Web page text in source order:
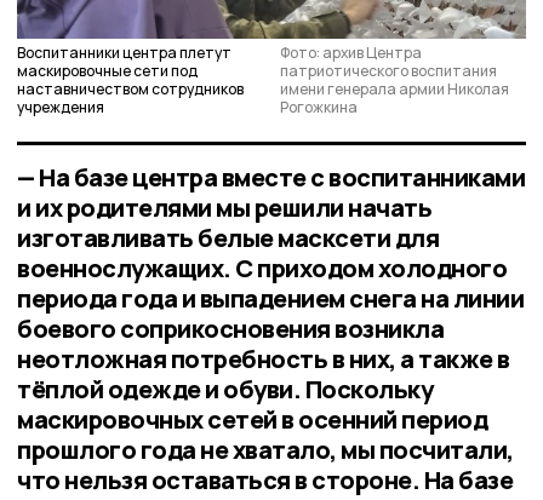
Воспитанники центра плетут
маскировочные сети под
наставничеством сотрудников
учреждения
Фото: архив Центра
патриотического воспитания
имени генерала армии Николая
Рогожкина
— На базе центра вместе с воспитанниками
и их родителями мы решили начать
изготавливать белые масксети для
военнослужащих. С приходом холодного
периода года и выпадением снега на линии
боевого соприкосновения возникла
неотложная потребность в них, а также в
тёплой одежде и обуви. Поскольку
маскировочных сетей в осенний период
прошлого года не хватало, мы посчитали,
что нельзя оставаться в стороне. На базе